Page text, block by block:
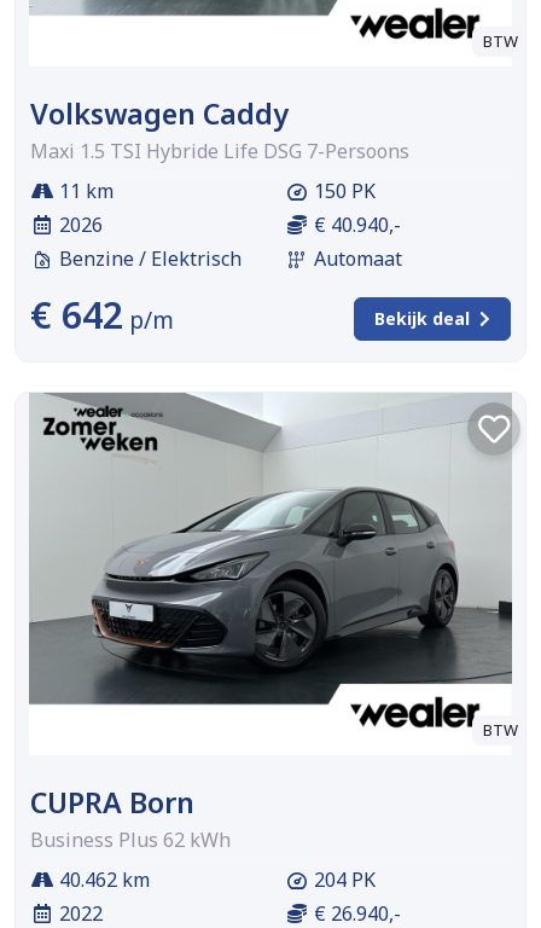
BTW
Volkswagen Caddy
Maxi 1.5 TSI Hybride Life DSG 7-Persoons
11 km
2026
Benzine / Elektrisch
150 PK
€ 40.940,-
Automaat
€ 642 p/m Bekijk deal
BTW
CUPRA Born
Business Plus 62 kWh
40.462 km
2022
204 PK
€ 26.940,-